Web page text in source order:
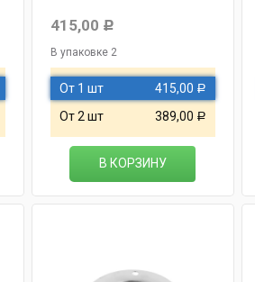
415,00 Р
В упаковке 2
От 1 шт 415,00 Р
От 2 шт 389,00 Р
В КОРЗИНУ